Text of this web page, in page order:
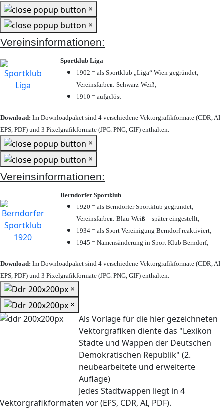
×
×
Vereinsinformationen:
Sportklub Liga
1902 = als Sportklub „Liga“ Wien gegründet;
Vereinsfarben: Schwarz-Weiß;
1910 = aufgelöst
Download: Im Downloadpaket sind 4 verschiedene Vektorgrafikformate (CDR, AI
EPS, PDF) und 3 Pixelgrafikformate (JPG, PNG, GIF) enthalten.
×
×
Vereinsinformationen:
Berndorfer Sportklub
1920 = als Berndorfer Sportklub gegründet;
Vereinsfarben: Blau-Weiß – später eingestellt;
1934 = als Sport Vereinigung Berndorf reaktiviert;
1945 = Namensänderung in Sport Klub Berndorf;
Download: Im Downloadpaket sind 4 verschiedene Vektorgrafikformate (CDR, AI
EPS, PDF) und 3 Pixelgrafikformate (JPG, PNG, GIF) enthalten.
×
×
Als Vorlage für die hier gezeichneten
Vektorgrafiken diente das "Lexikon
Städte und Wappen der Deutschen
Demokratischen Republik" (2.
neubearbeitete und erweiterte
Auflage)
Jedes Stadtwappen liegt in 4
Vektorgrafikformaten vor (EPS, CDR, AI, PDF).